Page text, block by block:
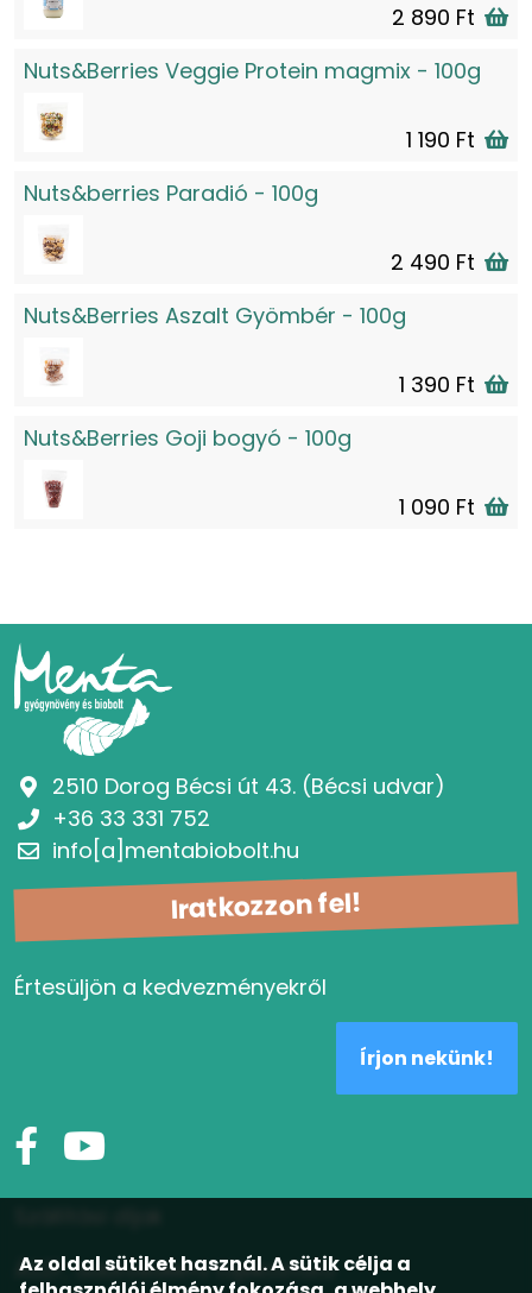
2 890 Ft
Nuts&Berries Veggie Protein magmix - 100g
1 190 Ft
Nuts&berries Paradió - 100g
2 490 Ft
Nuts&Berries Aszalt Gyömbér - 100g
1 390 Ft
Nuts&Berries Goji bogyó - 100g
1 090 Ft
ÁSZF, adatvédelmi tájékoztató
Iratkozzon fel!
Értesüljön a kedvezményekről
Írjon nekünk!
2510 Dorog Bécsi út 43. (Bécsi udvar)
+36 33 331 752
info[a]mentabiobolt.hu
Az oldal sütiket használ. A sütik célja a